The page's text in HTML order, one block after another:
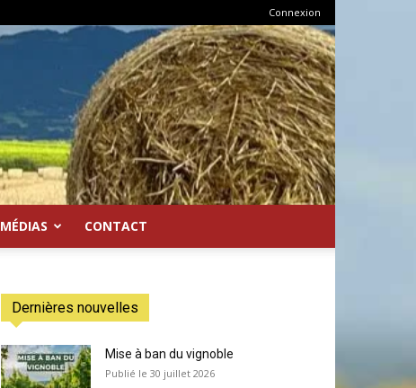
Connexion
MÉDIAS CONTACT
Dernières nouvelles
Mise à ban du vignoble
30 juillet 2026